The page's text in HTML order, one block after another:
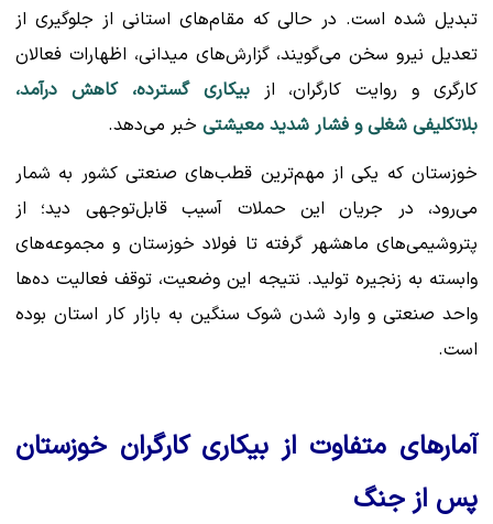
تبدیل شده است. در حالی که مقام‌های استانی از جلوگیری از
تعدیل نیرو سخن می‌گویند، گزارش‌های میدانی، اظهارات فعالان
کارگری و روایت کارگران، ازبیکاری گسترده، کاهش درآمد،
بلاتکلیفی شغلی و فشار شدید معیشتی خبر می‌دهد.
خوزستان که یکی از مهم‌ترین قطب‌های صنعتی کشور به شمار
می‌رود، در جریان این حملات آسیب قابل‌توجهی دید؛ از
پتروشیمی‌های ماهشهر گرفته تا فولاد خوزستان و مجموعه‌های
وابسته به زنجیره تولید. نتیجه این وضعیت، توقف فعالیت ده‌ها
واحد صنعتی و وارد شدن شوک سنگین به بازار کار استان بوده
است.
آمارهای متفاوت از بیکاری کارگران خوزستان
پس از جنگ